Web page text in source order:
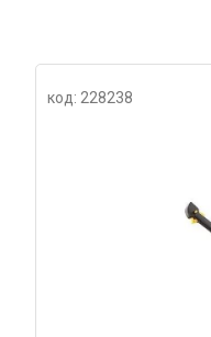
код: 228238